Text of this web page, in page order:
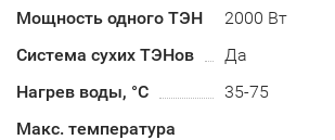
Мощность одного ТЭН
2000 Вт
Система сухих ТЭНов
Да
Нагрев воды, °С
35-75
Макс. температура